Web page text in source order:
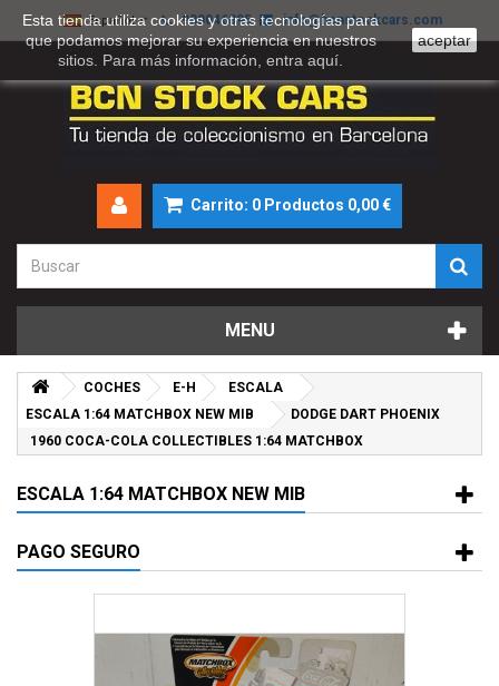
Español 930046895 info@bcnstockcars.com
Carrito: 0 Productos 0,00 €
MENU
COCHES E-H
ESCALA
ESCALA 1:64 MATCHBOX NEW MIB
DODGE DART PHOENIX
1960 COCA-COLA COLLECTIBLES 1:64 MATCHBOX
ESCALA 1:64 MATCHBOX NEW MIB
PAGO SEGURO
Esta tienda utiliza cookies y otras tecnologías para
que podamos mejorar su experiencia en nuestros
sitios. Para más información, entra aquí
aceptar